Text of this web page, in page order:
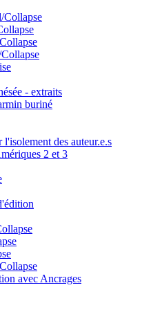
Collapse
- extraits
buriné
des auteur.e.s
2 et 3
avec Ancrages